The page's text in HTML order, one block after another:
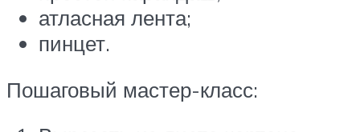
атласная лента;
пинцет.
Пошаговый мастер-класс: